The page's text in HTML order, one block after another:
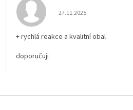
Hodnocení obchodu je 5
27.11.2025
+ rychlá reakce a kvalitní obal
doporučuji